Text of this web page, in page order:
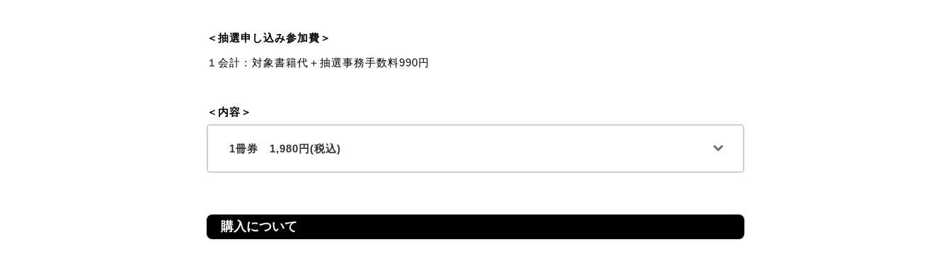
＜抽選申し込み参加費＞
１会計：対象書籍代＋抽選事務手数料990円
＜内容＞
1冊券 1,980円(税込)
購入について